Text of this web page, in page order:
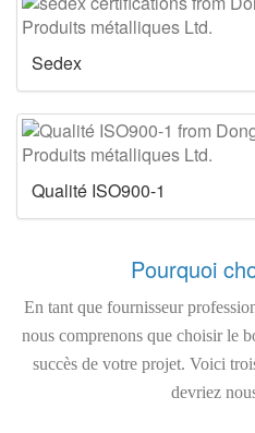
Sedex
Qualité ISO900-1
Pourquoi
En tant que fournisseur
nous comprenons que choisir le
succès de votre projet. Voici
devriez